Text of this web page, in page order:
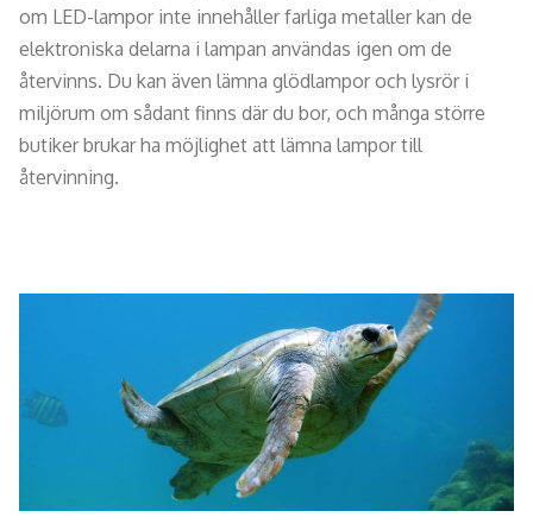
om LED-lampor inte innehåller farliga metaller kan de
elektroniska delarna i lampan användas igen om de
återvinns. Du kan även lämna glödlampor och lysrör i
miljörum om sådant finns där du bor, och många större
butiker brukar ha möjlighet att lämna lampor till
återvinning.